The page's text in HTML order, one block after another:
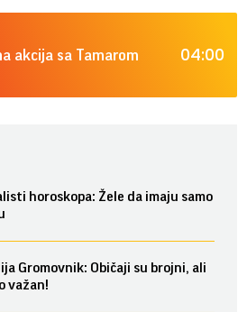
akcija sa Tamarom 04:00
horoskopa: Žele da imaju samo
Gromovnik: Običaji su brojni, ali
važan!